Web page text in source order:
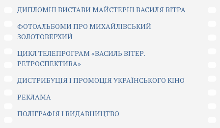
ДИПЛОМНІ ВИСТАВИ МАЙСТЕРНІ ВАСИЛЯ ВІТРА
ФОТОАЛЬБОМИ ПРО МИХАЙЛІВСЬКИЙ
ЗОЛОТОВЕРХИЙ
ЦИКЛ ТЕЛЕПРОГРАМ «ВАСИЛЬ ВІТЕР.
РЕТРОСПЕКТИВА»
ДИСТРИБУЦІЯ І ПРОМОЦІЯ УКРАЇНСЬКОГО КІНО
РЕКЛАМА
ПОЛІГРАФІЯ І ВИДАВНИЦТВО